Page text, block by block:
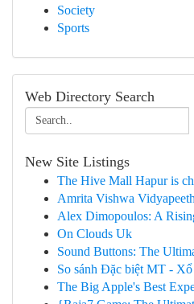
Society
Sports
Web Directory Search
New Site Listings
The Hive Mall Hapur is
Amrita Vishwa
Alex Dimopoulos: A
On Clouds Uk
Sound Buttons: The
So sánh Đặc biệt MT -
The Big Apple's Best